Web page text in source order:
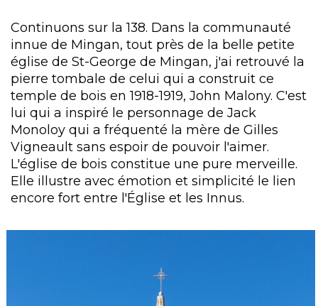
Continuons sur la 138. Dans la communauté
innue de Mingan, tout près de la belle petite
église de St-George de Mingan, j'ai retrouvé la
pierre tombale de celui qui a construit ce
temple de bois en 1918-1919, John Malony. C'est
lui qui a inspiré le personnage de Jack
Monoloy qui a fréquenté la mère de Gilles
Vigneault sans espoir de pouvoir l'aimer.
L'église de bois constitue une pure merveille.
Elle illustre avec émotion et simplicité le lien
encore fort entre l'Église et les Innus.